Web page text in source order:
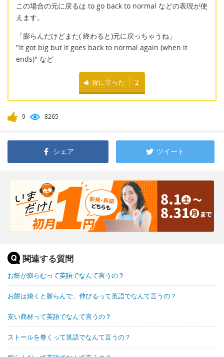
この場合の元に戻るは to go back to normal などの表現が使
えます。
「膨らんだけどまた( 終わると)元に戻っちゃうね」
"It got big but it goes back to normal again (when it
ends)" など
役に立った 2
9 8265
シェア ツイート
関連する質問
お餅が膨らむって英語でなんて言うの？
お餅は焼くと膨らんで、伸びるって英語でなんて言うの？
安い商材って英語でなんて言うの？
ストールを巻くって英語でなんて言うの？